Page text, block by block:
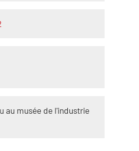
au musée de l'industrie